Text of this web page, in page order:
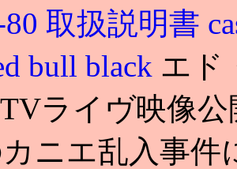
80 取扱説明書
bull black エド
ライヴ映像
ニエ乱入事